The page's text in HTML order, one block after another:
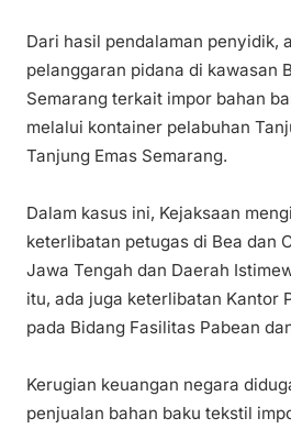
Dari hasil pendalaman penyidik,
pelanggaran pidana di kawasan
Semarang terkait impor bahan
melalui kontainer pelabuhan
Tanjung Emas Semarang.
Dalam kasus ini, Kejaksaan
keterlibatan petugas di Bea dan
Jawa Tengah dan Daerah
itu, ada juga keterlibatan Kantor
pada Bidang Fasilitas Pabean
Kerugian keuangan negara
penjualan bahan baku tekstil